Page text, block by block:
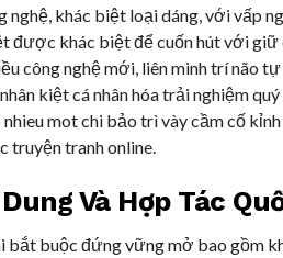
nghệ, khác biệt loại dáng, với vấp
được khác biệt để cuốn hút với giữ
công nghệ mới, liên minh trí não tự
kiệt cá nhân hóa trải nghiệm quý
mot chi bảo trì vày cầm cố
truyện tranh online.
Và Hợp Tác
bắt buộc đứng vững mở bao gồm